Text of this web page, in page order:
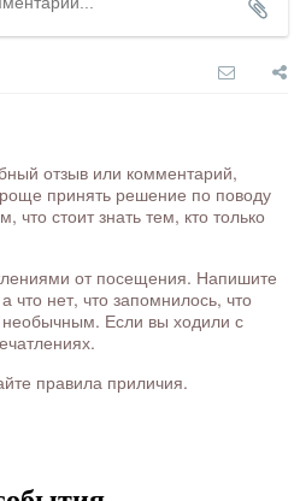
отзыв или комментарий,
принять решение по поводу
что стоит знать тем, кто только
от посещения. Напишите
что нет, что запомнилось, что
Если вы ходили с
правила приличия.